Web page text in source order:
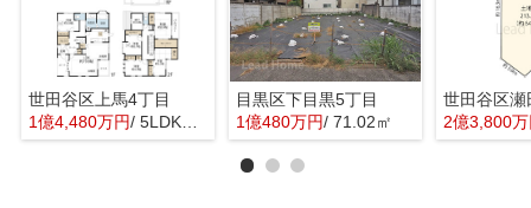
世田谷区上馬4丁目
1億4,480万円/ 5LDK＋1S(納戸)
目黒区下目黒5丁目
1億480万円/ 71.02㎡
世田谷区瀬
2億3,800